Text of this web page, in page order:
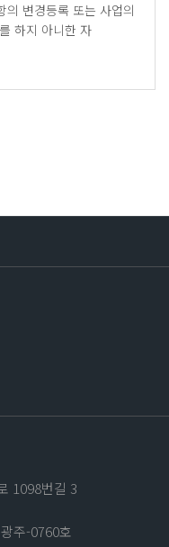
변경등록 또는 사업의
하지 아니한 자
1098번길 3
주-0760호